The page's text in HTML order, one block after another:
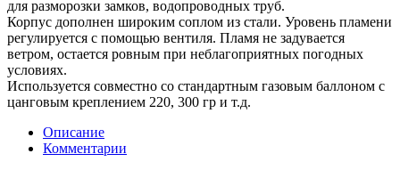
для разморозки замков, водопроводных труб.
Корпус дополнен широким соплом из стали. Уровень пламени
регулируется с помощью вентиля. Пламя не задувается
ветром, остается ровным при неблагоприятных погодных
условиях.
Используется совместно со стандартным газовым баллоном с
цанговым креплением 220, 300 гр и т.д.
Описание
Комментарии